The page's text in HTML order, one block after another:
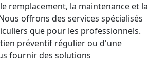
remplacement, la maintenance et la
offrons des services spécialisés
que pour les professionnels.
préventif régulier ou d'une
fournir des solutions